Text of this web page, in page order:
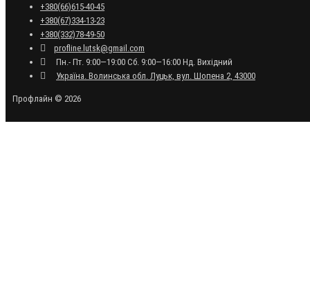
+380(66)615-40-45
+380(67)334-13-23
+380(332)78-49-50
profline.lutsk@gmail.com
Пн.- Пт. 9:00—19:00 Сб. 9:00—16:00 Нд. Вихідний
Україна. Волинська обл. Луцьк, вул. Шопена 2, 43000
Профлайн © 2026